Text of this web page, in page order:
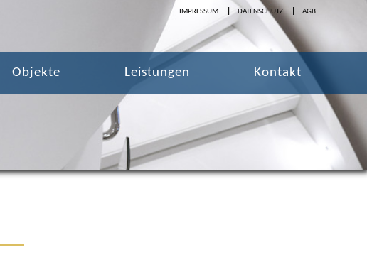
IMPRESSUM DATENSCHUTZ AGB
Objekte Leistungen Kontakt